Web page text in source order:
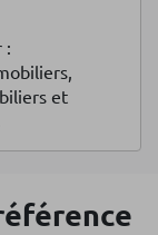
:
et